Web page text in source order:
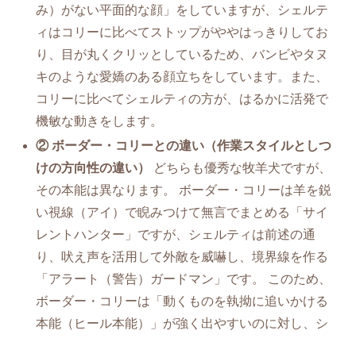
み）がない平面的な顔」をしていますが、シェルテ
ィはコリーに比べてストップがややはっきりしてお
り、目が丸くクリッとしているため、バンビやタヌ
キのような愛嬌のある顔立ちをしています。また、
コリーに比べてシェルティの方が、はるかに活発で
機敏な動きをします。
② ボーダー・コリーとの違い（作業スタイルとしつ
けの方向性の違い）
どちらも優秀な牧羊犬ですが、
その本能は異なります。 ボーダー・コリーは羊を鋭
い視線（アイ）で睨みつけて無言でまとめる「サイ
レントハンター」ですが、シェルティは前述の通
り、吠え声を活用して外敵を威嚇し、境界線を作る
「アラート（警告）ガードマン」です。 このため、
ボーダー・コリーは「動くものを執拗に追いかける
本能（ヒール本能）」が強く出やすいのに対し、シ